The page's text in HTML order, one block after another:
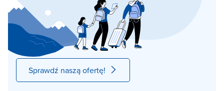
Sprawdź naszą ofertę!